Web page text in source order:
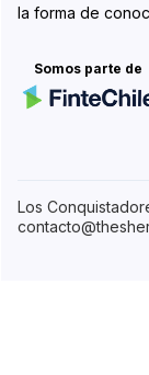
la forma de
Somos parte de
Los